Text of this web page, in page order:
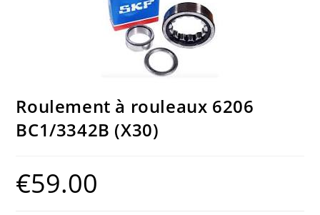
Roulement à rouleaux 6206
BC1/3342B (X30)
€59.00